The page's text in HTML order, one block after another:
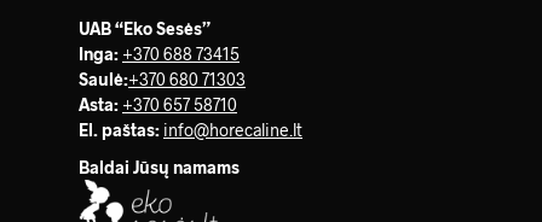
UAB “Eko Sesės”
Inga: +370 688 73415
Saulė:+370 680 71303
Asta: +370 657 58710
El. paštas: info@horecaline.lt
Baldai Jūsų namams